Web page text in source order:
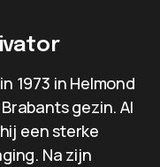
1973 in Helmond
gezin. Al
een sterke
Na zijn